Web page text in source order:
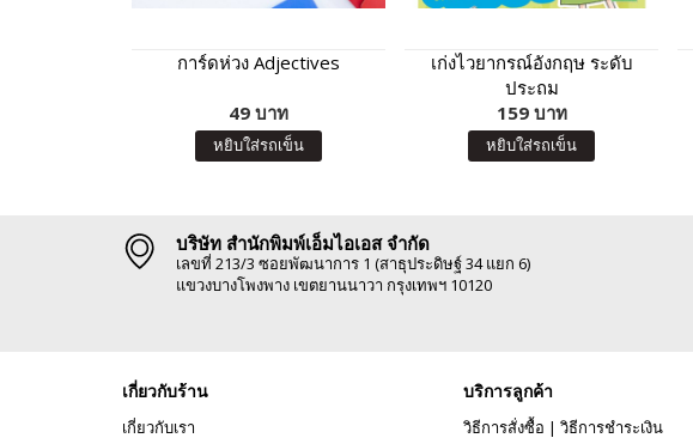
การ์ดห่วง Adjectives
49 บาท
หยิบใส่รถเข็น
เก่งไวยากรณ์อังกฤษ ระดับ
ประถม
159 บาท
หยิบใส่รถเข็น
บริษัท สำนักพิมพ์เอ็มไอเอส จำกัด
เลขที่ 213/3 ซอยพัฒนาการ 1 (สาธุประดิษฐ์ 34 แยก 6)
แขวงบางโพงพาง เขตยานนาวา กรุงเทพฯ 10120
เกี่ยวกับร้าน
เกี่ยวกับเรา
บริการลูกค้า
วิธีการสั่งซื้อ | วิธีการชำระเงิน